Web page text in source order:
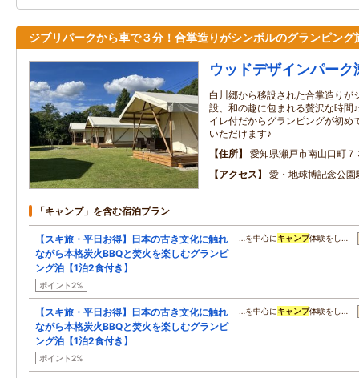
ジブリパークから車で３分！合掌造りがシンボルのグランピング
ウッドデザインパーク
白川郷から移設された合掌造りが
設、和の趣に包まれる贅沢な時間
イレ付だからグランピングが初め
いただけます♪
住所
愛知県瀬戸市南山口町７
アクセス
愛・地球博記念公園
「キャンプ」を含む宿泊プラン
【スキ旅・平日お得】日本の古き文化に触れ
ながら本格炭火BBQと焚火を楽しむグランピ
ング泊【1泊2食付き】
ポイント2%
…を中心にキャンプ体験をし…
【スキ旅・平日お得】日本の古き文化に触れ
ながら本格炭火BBQと焚火を楽しむグランピ
ング泊【1泊2食付き】
ポイント2%
…を中心にキャンプ体験をし…